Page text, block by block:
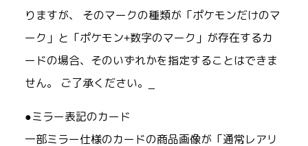
りますが、 そのマークの種類が「ポケモンだけのマ
ーク」と「ポケモン+数字のマーク」が存在するカ
ードの場合、そのいずれかを指定することはできま
せん。 ご了承ください。_
●ミラー表記のカード
一部ミラー仕様のカードの商品画像が「通常レアリ